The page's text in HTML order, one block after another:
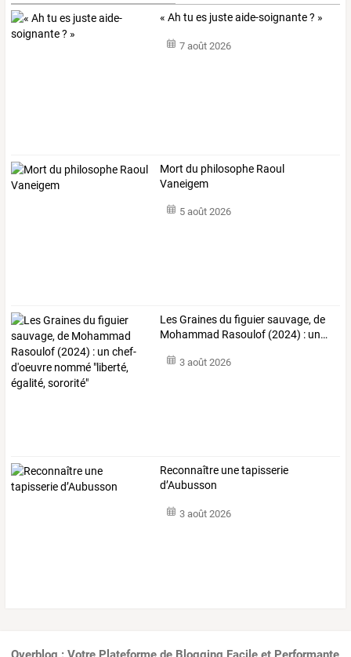
« Ah tu es juste aide-soignante ? »
7 août 2026
Mort du philosophe Raoul
Vaneigem
5 août 2026
LesGrainesdu figuiersauvage, de
Mohammad Rasoulof (2024) : un…
3 août 2026
Reconnaître une tapisserie
d’Aubusson
3 août 2026